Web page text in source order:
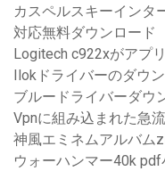
カスペルスキーインタ
対応無料ダウンロード
Logitech c922xがアプ
Ilokドライバーのダウ
ブルードライバーダウ
Vpnに組み込まれた急
神風エミネムアルバム
ウォーハンマー40k